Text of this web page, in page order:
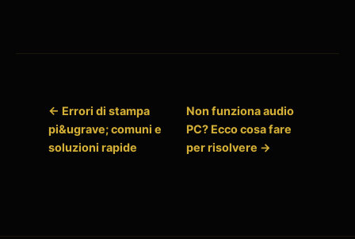
← Errori di stampa
pi&ugrave; comuni e
soluzioni rapide
Non funziona audio
PC? Ecco cosa fare
per risolvere →